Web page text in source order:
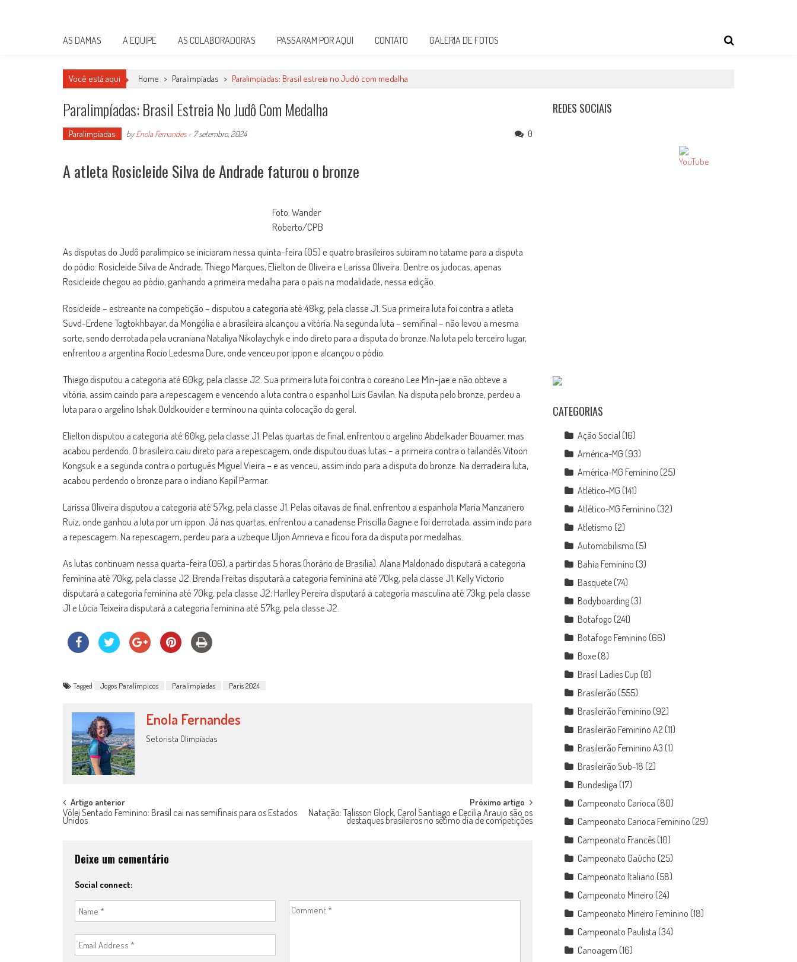
AS DAMAS A EQUIPE AS COLABORADORAS PASSARAM POR AQUI CONTATO GALERIA DE FOTOS
Você está aqui Home > Paralimpíadas > Paralimpíadas: Brasil estreia no Judô com medalha
Paralimpíadas: Brasil Estreia No Judô Com Medalha
Paralimpíadas byEnola Fernandes- 7 setembro, 2024 0
A atleta Rosicleide Silva de Andrade faturou o bronze
Foto: Wander
Roberto/CPB
As disputas do Judô paralímpico se iniciaram nessa quinta-feira (05) e quatro brasileiros subiram no tatame para a disputa
do pódio: Rosicleide Silva de Andrade, Thiego Marques, Elielton de Oliveira e Larissa Oliveira. Dentre os judocas, apenas
Rosicleide chegou ao pódio, ganhando a primeira medalha para o país na modalidade, nessa edição.
Rosicleide – estreante na competição – disputou a categoria até 48kg, pela classe J1. Sua primeira luta foi contra a atleta
Suvd-Erdene Togtokhbayar, da Mongólia e a brasileira alcançou a vitória. Na segunda luta – semifinal – não levou a mesma
sorte, sendo derrotada pela ucraniana Nataliya Nikolaychyk e indo direto para a disputa do bronze. Na luta pelo terceiro lugar,
enfrentou a argentina Rocio Ledesma Dure, onde venceu por ippon e alcançou o pódio.
Thiego disputou a categoria até 60kg, pela classe J2. Sua primeira luta foi contra o coreano Lee Min-jae e não obteve a
vitória, assim caindo para a repescagem e vencendo a luta contra o espanhol Luis Gavilan. Na disputa pelo bronze, perdeu a
luta para o argelino Ishak Ouldkouider e terminou na quinta colocação do geral.
Elielton disputou a categoria até 60kg, pela classe J1. Pelas quartas de final, enfrentou o argelino Abdelkader Bouamer, mas
acabou perdendo. O brasileiro caiu direto para a repescagem, onde disputou duas lutas – a primeira contra o tailandês Vitoon
Kongsuk e a segunda contra o português Miguel Vieira – e as venceu, assim indo para a disputa do bronze. Na derradeira luta,
acabou perdendo o bronze para o indiano Kapil Parmar.
Larissa Oliveira disputou a categoria até 57kg, pela classe J1. Pelas oitavas de final, enfrentou a espanhola Maria Manzanero
Ruiz, onde ganhou a luta por um ippon. Já nas quartas, enfrentou a canadense Priscilla Gagne e foi derrotada, assim indo para
a repescagem. Na repescagem, perdeu para a uzbeque Uljon Amrieva e ficou fora da disputa por medalhas.
As lutas continuam nessa quarta-feira (06), a partir das 5 horas (horário de Brasília). Alana Maldonado disputará a categoria
feminina até 70kg, pela classe J2; Brenda Freitas disputará a categoria feminina até 70kg, pela classe J1; Kelly Victorio
disputará a categoria feminina até 70kg, pela classe J2; Harlley Pereira disputará a categoria masculina até 73kg, pela classe
J1 e Lúcia Teixeira disputará a categoria feminina até 57kg, pela classe J2.
Tagged Jogos Paralímpicos Paralimpíadas Paris 2024
Enola Fernandes
Setorista Olimpíadas
Post
navigation
Artigo anterior
Vôlei Sentado Feminino: Brasil cai nas semifinais para os Estados
Unidos
Próximo artigo
Natação: Talisson Glock, Carol Santiago e Cecília Araujo são os
destaques brasileiros no sétimo dia de competições
Deixe um comentário
Social connect:
REDES SOCIAIS
CATEGORIAS
Ação Social (16)
América-MG (93)
América-MG Feminino (25)
Atlético-MG (141)
Atlético-MG Feminino (32)
Atletismo (2)
Automobilismo (5)
Bahia Feminino (3)
Basquete (74)
Bodyboarding (3)
Botafogo (241)
Botafogo Feminino (66)
Boxe (8)
Brasil Ladies Cup (8)
Brasileirão (555)
Brasileirão Feminino (92)
Brasileirão Feminino A2 (11)
Brasileirão Feminino A3 (1)
Brasileirão Sub-18 (2)
Bundesliga (17)
Campeonato Carioca (80)
Campeonato Carioca Feminino (29)
Campeonato Francês (10)
Campeonato Gaúcho (25)
Campeonato Italiano (58)
Campeonato Mineiro (24)
Campeonato Mineiro Feminino (18)
Campeonato Paulista (34)
Canoagem (16)